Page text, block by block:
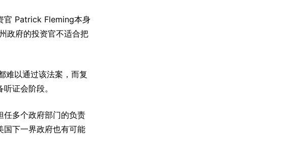
官 Patrick Fleming本身
政府的投资官不适合把
难以通过该法案，而复
证会阶段。
任多个政府部门的负责
国下一界政府也有可能